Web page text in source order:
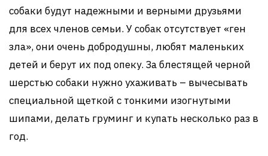
собаки будут надежными и верными друзьями
для всех членов семьи. У собак отсутствует «ген
зла», они очень добродушны, любят маленьких
детей и берут их под опеку. За блестящей черной
шерстью собаки нужно ухаживать – вычесывать
специальной щеткой с тонкими изогнутыми
шипами, делать груминг и купать несколько раз в
год.